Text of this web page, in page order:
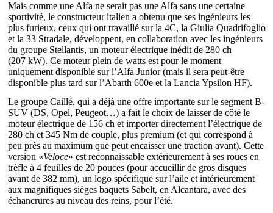
Mais comme une Alfa ne serait pas une Alfa sans une certaine
sportivité, le constructeur italien a obtenu que ses ingénieurs les
plus furieux, ceux qui ont travaillé sur la 4C, la Giulia Quadrifoglio
et la 33 Stradale, développent, en collaboration avec les ingénieurs
du groupe Stellantis, un moteur électrique inédit de 280 ch
(207 kW). Ce moteur plein de watts est pour le moment
uniquement disponible sur l’Alfa Junior (mais il sera peut-être
disponible plus tard sur l’Abarth 600e et la Lancia Ypsilon HF).
Le groupe Caillé, qui a déjà une offre importante sur le segment B-
SUV (DS, Opel, Peugeot…) a fait le choix de laisser de côté le
moteur électrique de 156 ch et importer directement l’électrique de
280 ch et 345 Nm de couple, plus premium (et qui correspond à
peu près au maximum que peut encaisser une traction avant). Cette
version «Veloce» est reconnaissable extérieurement à ses roues en
trèfle à 4 feuilles de 20 pouces (pour accueillir de gros disques
avant de 382 mm), un logo spécifique sur l’aile et intérieurement
aux magnifiques sièges baquets Sabelt, en Alcantara, avec des
échancrures au niveau des reins, pour l’été.